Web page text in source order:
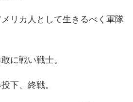
リカ人として生きるべく軍隊
に戦い戦士。
下、終戦。